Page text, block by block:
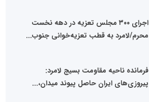
اجرای ۳۰۰ مجلس تعزیه در دهه نخست
محرم/لامرد به قطب تعزیه‌خوانی جنوب...
فرمانده ناحیه مقاومت بسیج لامرد:
پیروزی‌های ایران حاصل پیوند میدان،...